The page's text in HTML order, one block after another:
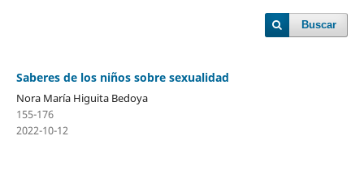
Buscar
Saberes de los niños sobre sexualidad
Nora María Higuita Bedoya
155-176
2022-10-12